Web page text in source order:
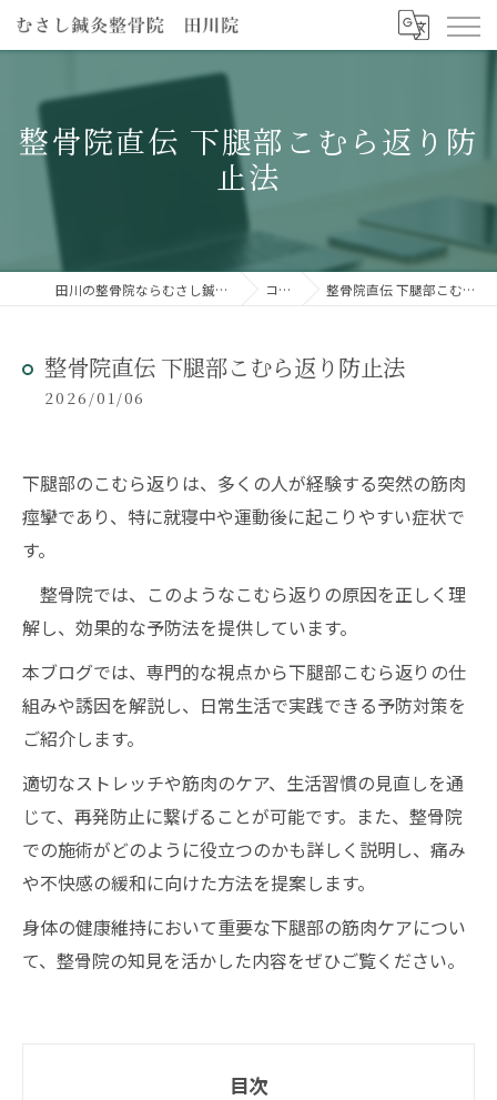
整骨院直伝 下腿部こむら返り防
止法
田川の整骨院ならむさし鍼灸整骨院 田川院 コラム 整骨院直伝 下腿部こむら返り防止法
整骨院直伝 下腿部こむら返り防止法
2026/01/06
下腿部のこむら返りは、多くの人が経験する突然の筋肉
痙攣であり、特に就寝中や運動後に起こりやすい症状で
す。
整骨院では、このようなこむら返りの原因を正しく理
解し、効果的な予防法を提供しています。
本ブログでは、専門的な視点から下腿部こむら返りの仕
組みや誘因を解説し、日常生活で実践できる予防対策を
ご紹介します。
適切なストレッチや筋肉のケア、生活習慣の見直しを通
じて、再発防止に繋げることが可能です。また、整骨院
での施術がどのように役立つのかも詳しく説明し、痛み
や不快感の緩和に向けた方法を提案します。
身体の健康維持において重要な下腿部の筋肉ケアについ
て、整骨院の知見を活かした内容をぜひご覧ください。
目次